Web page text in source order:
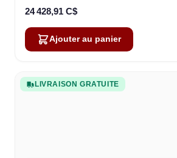
24 428,91 C$
Ajouter au panier
LIVRAISON GRATUITE